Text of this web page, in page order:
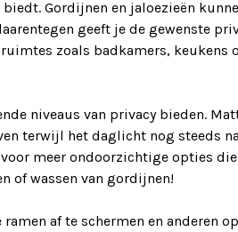
Gordijnen en jaloezieën
geeft je de gewenste
zoals badkamers, keukens
niveaus van privacy bieden.
terwijl het daglicht nog steeds
meer ondoorzichtige opties
of wassen van gordijnen!
af te schermen en anderen